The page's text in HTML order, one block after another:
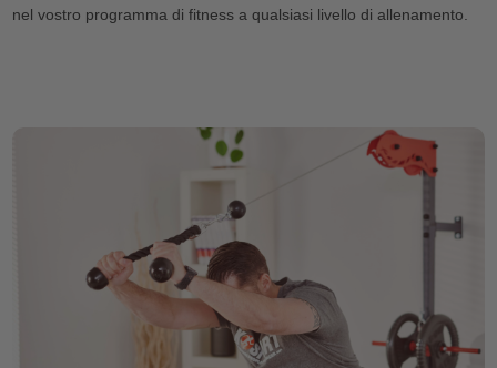
nel vostro programma di fitness a qualsiasi livello di allenamento.